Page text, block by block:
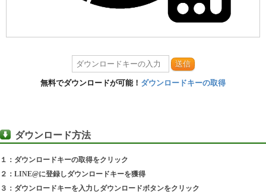
送信
無料でダウンロードが可能！ ダウンロードキーの取得
ダウンロード方法
１：ダウンロードキーの取得をクリック
２：LINE@に登録しダウンロードキーを獲得
３：ダウンロードキーを入力しダウンロードボタンをクリック